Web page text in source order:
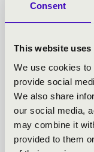
Consent
This website uses
We use cookies
provide social
We also share
our social media,
may combine it
provided to them